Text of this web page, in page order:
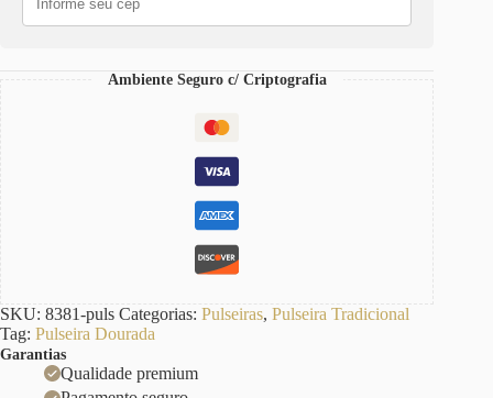
Corrente
Ambiente Seguro c/ Criptografia
SKU: 8381-puls Categorias: Pulseiras, Pulseira Tradicional
Tag: Pulseira Dourada
Garantias
Qualidade premium